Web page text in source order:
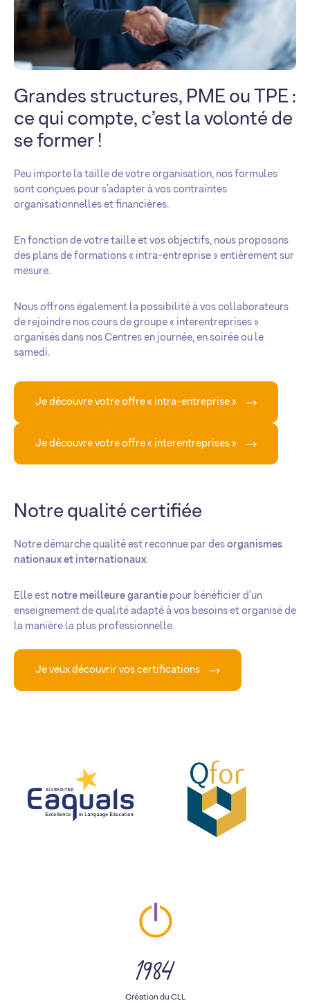
Grandes structures, PME ou TPE :
ce qui compte, c’est la volonté de
se former !
Peu importe la taille de votre organisation, nos formules
sont conçues pour s’adapter à vos contraintes
organisationnelles et financières.
En fonction de votre taille et vos objectifs, nous proposons
des plans de formations « intra-entreprise » entièrement sur
mesure.
Nous offrons également la possibilité à vos collaborateurs
de rejoindre nos cours de groupe « interentreprises »
organisés dans nos Centres en journée, en soirée ou le
samedi.
Je découvre votre offre « intra-entreprise »
Je découvre votre offre « interentreprises »
Notre qualité certifiée
Notre démarche qualité est reconnue par des organismes
nationaux et internationaux.
Elle est notre meilleure garantie pour bénéficier d’un
enseignement de qualité adapté à vos besoins et organisé de
la manière la plus professionnelle.
Je veux découvrir vos certifications
1984
Création du CLL